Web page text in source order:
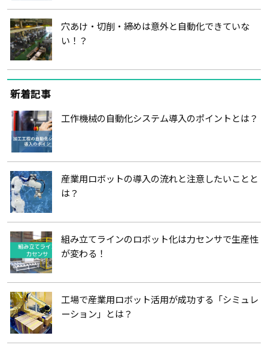
穴あけ・切削・締めは意外と自動化できていな
い！？
新着記事
工作機械の自動化システム導入のポイントとは？
産業用ロボットの導入の流れと注意したいことと
は？
組み立てラインのロボット化は力センサで生産性
が変わる！
工場で産業用ロボット活用が成功する「シミュレ
ーション」とは？